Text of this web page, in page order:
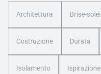
Architettura Brise-soleil
Costruzione Durata
Isolamento Ispirazione